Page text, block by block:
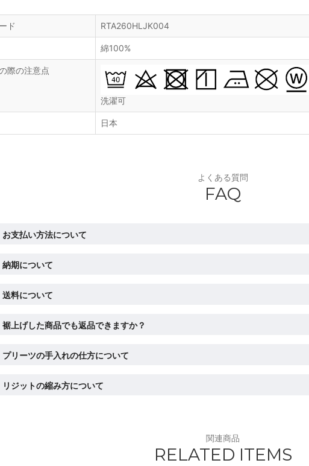
ド RTA260HLJK004
綿100%
際の注意点
洗濯可
日本
よくある質問
FAQ
お支払い方法について
納期について
送料について
裾上げした商品でも返品できますか？
プリーツの手入れの仕方について
リジットの縮み方について
関連商品
RELATED ITEMS